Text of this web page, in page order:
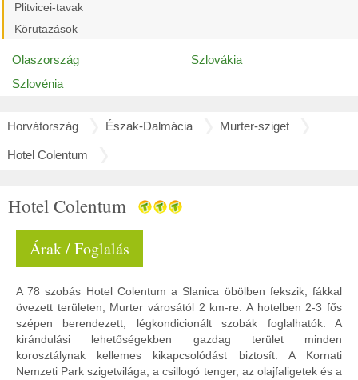
Plitvicei-tavak
Körutazások
Olaszország
Szlovákia
Szlovénia
Horvátország Észak-Dalmácia Murter-sziget
Hotel Colentum
Hotel Colentum
Árak / Foglalás
A 78 szobás Hotel Colentum a Slanica öbölben fekszik, fákkal
övezett területen, Murter városától 2 km-re. A hotelben 2-3 fős
szépen berendezett, légkondicionált szobák foglalhatók. A
kirándulási lehetőségekben gazdag terület minden
korosztálynak kellemes kikapcsolódást biztosít. A Kornati
Nemzeti Park szigetvilága, a csillogó tenger, az olajfaligetek és a